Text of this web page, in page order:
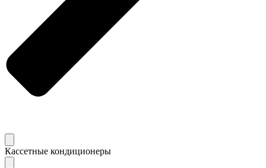
Кассетные кондиционеры